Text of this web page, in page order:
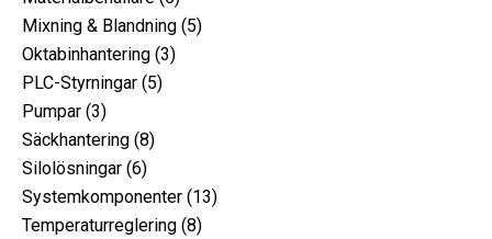
produkt
Mixning & Blandning 55
Oktabinhantering 33
PLC-Styrningar 55
Pumpar 33
produkt
Säckhantering 88
Silolösningar 66
produkt
Systemkomponenter 1313
Temperaturreglering 88